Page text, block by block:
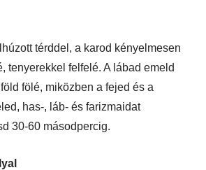
térddel, a karod kényelmesen
tenyerekkel felfelé. A lábad emeld
fölé, miközben a fejed és a
has-, láb- és farizmaidat
30-60 másodpercig.